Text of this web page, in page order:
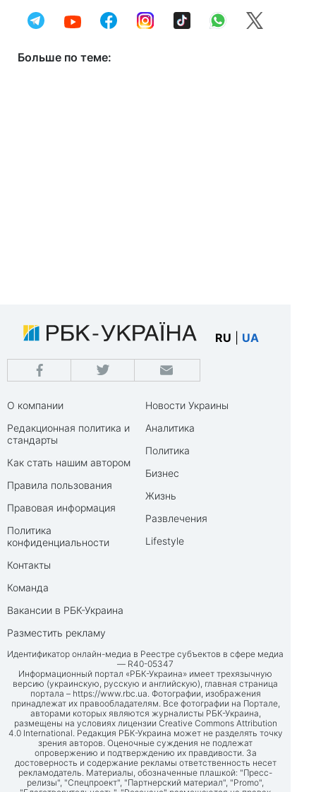
Больше по теме:
RU UA
О компании
Редакционная политика и
стандарты
Как стать нашим автором
Правила пользования
Правовая информация
Политика
конфиденциальности
Контакты
Команда
Вакансии в РБК-Украина
Разместить рекламу
Новости Украины
Аналитика
Политика
Бизнес
Жизнь
Развлечения
Lifestyle
Идентификатор онлайн-медиа в Реестре субъектов в сфере медиа
— R40-05347
Информационный портал «РБК-Украина» имеет трехязычную
версию (украинскую, русскую и английскую), главная страница
портала – https://www.rbc.ua. Фотографии, изображения
принадлежат их правообладателям. Все фотографии на Портале,
авторами которых являются журналисты РБК-Украина,
размещены на условиях лицензии Creative Commons Attribution
4.0 International. Редакция РБК-Украина может не разделять точку
зрения авторов. Оценочные суждения не подлежат
опровержению и подтверждению их правдивости. За
достоверность и содержание рекламы ответственность несет
рекламодатель. Материалы, обозначенные плашкой: "Пресс-
релизы", "Спецпроект", "Партнерский материал", "Promo",